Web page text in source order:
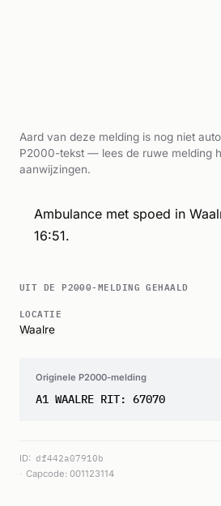
Aard van deze melding is nog niet
P2000-tekst — lees de ruwe melding
aanwijzingen.
Ambulance met spoed in
16:51.
UIT DE P2000-MELDING GEHAALD
LOCATIE
Waalre
Originele P2000-melding
A1 WAALRE RIT: 67070
ID: df442a07910b
Capcode: 001123114